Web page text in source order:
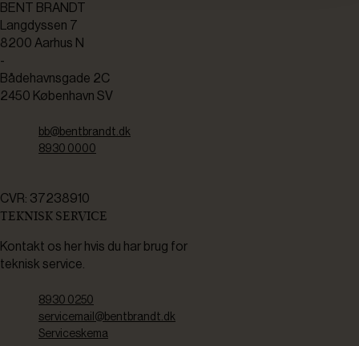
BENT BRANDT
Langdyssen 7
8200 Aarhus N
-
Bådehavnsgade 2C
2450 København SV
bb@bentbrandt.dk
8930 0000
CVR: 37238910
TEKNISK SERVICE
Kontakt os her hvis du har brug for
teknisk service.
8930 0250
servicemail@bentbrandt.dk
Serviceskema